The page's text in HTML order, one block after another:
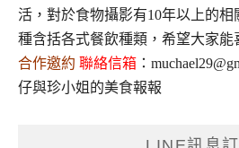
活，對於食物攝影有10年以上的
種含括各式餐飲種類，希望大家能
合作邀約 聯絡信箱 ：
仔與珍小姐的美食報報